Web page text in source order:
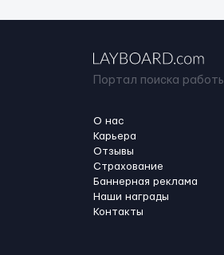
Портал поиска
О нас
Карьера
Отзывы
Страхование
Баннерная реклама
Наши награды
Контакты